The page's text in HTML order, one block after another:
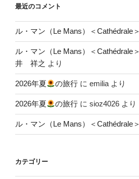
最近のコメント
ル・マン（Le Mans）＜Cathédrale＞
ル・マン（Le Mans）＜Cathédrale＞
井 祥之 より
2026年夏 の旅行 にemilia より
2026年夏 の旅行 にsioz4026 より
ル・マン（Le Mans）＜Cathédrale＞
カテゴリー